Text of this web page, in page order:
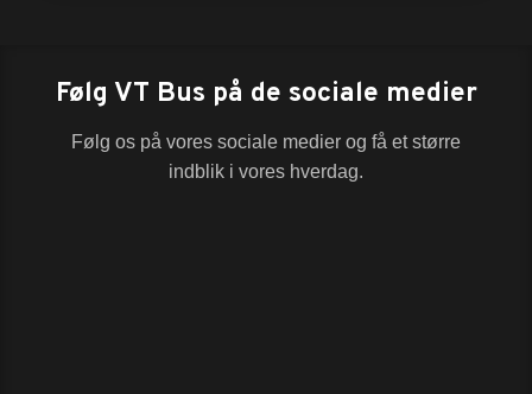
Følg VT Bus på de sociale medier
Følg os på vores sociale medier og få et større
indblik i vores hverdag.